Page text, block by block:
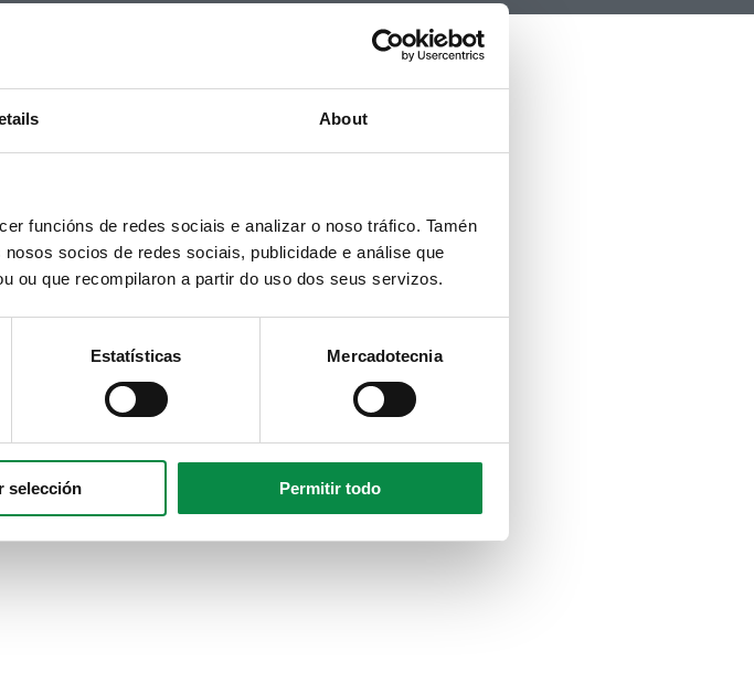
About
funcións de redes sociais e analizar o noso tráfico. Tamén
socios de redes sociais, publicidade e análise que
ou que recompilaron a partir do uso dos seus servizos.
Estatísticas Mercadotecnia
selección Permitir todo